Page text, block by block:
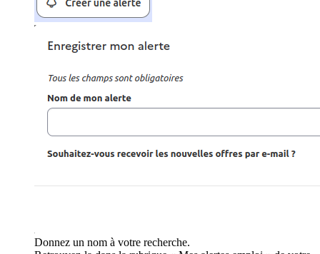
Donnez un nom à votre recherche.